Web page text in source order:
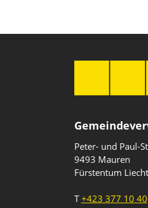
Peter- und Paul-
9493 Mauren
Fürstentum
T+423 377 10 40